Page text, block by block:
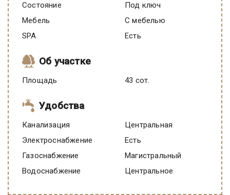
Состояние
под ключ
Мебель
C мебелью
SPA
есть
Об участке
Площадь 43 сот.
Удобства
Канализация
Центральная
Электроснабжение
есть
Газоснабжение
Магистральный
Водоснабжение
Центральное